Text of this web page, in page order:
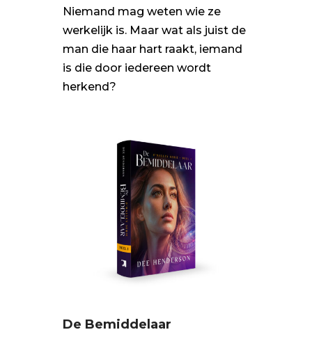
Niemand mag weten wie ze
werkelijk is. Maar wat als juist de
man die haar hart raakt, iemand
is die door iedereen wordt
herkend?
De Bemiddelaar